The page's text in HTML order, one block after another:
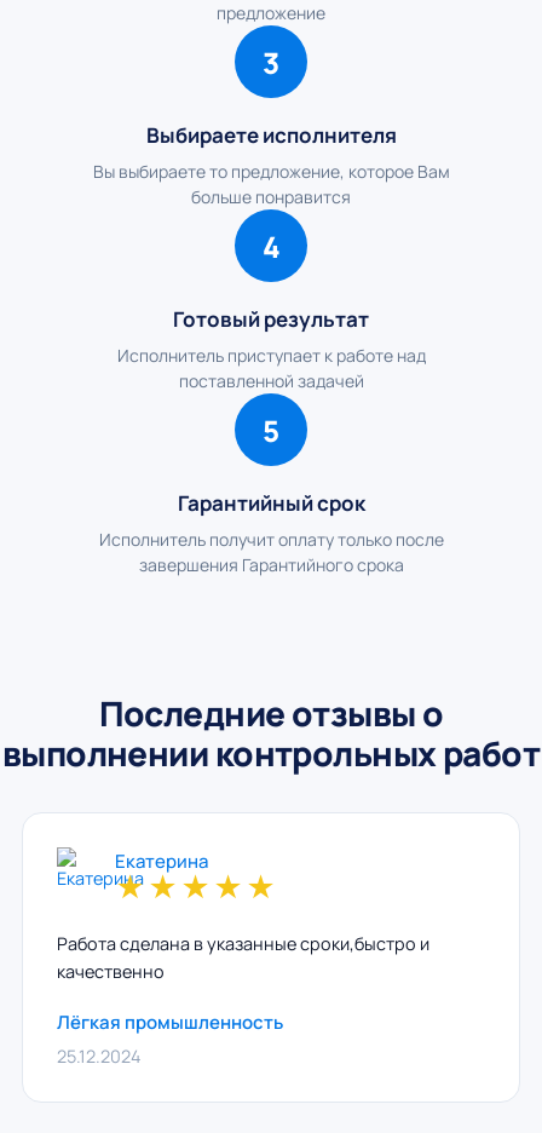
предложение
3
Выбираете исполнителя
Вы выбираете то предложение, которое Вам
больше понравится
4
Готовый результат
Исполнитель приступает к работе над
поставленной задачей
5
Гарантийный срок
Исполнитель получит оплату только после
завершения Гарантийного срока
Последние отзывы о
выполнении контрольных работ
Екатерина
★★★★★
Работа сделана в указанные сроки,быстро и
качественно
Лёгкая промышленность
25.12.2024